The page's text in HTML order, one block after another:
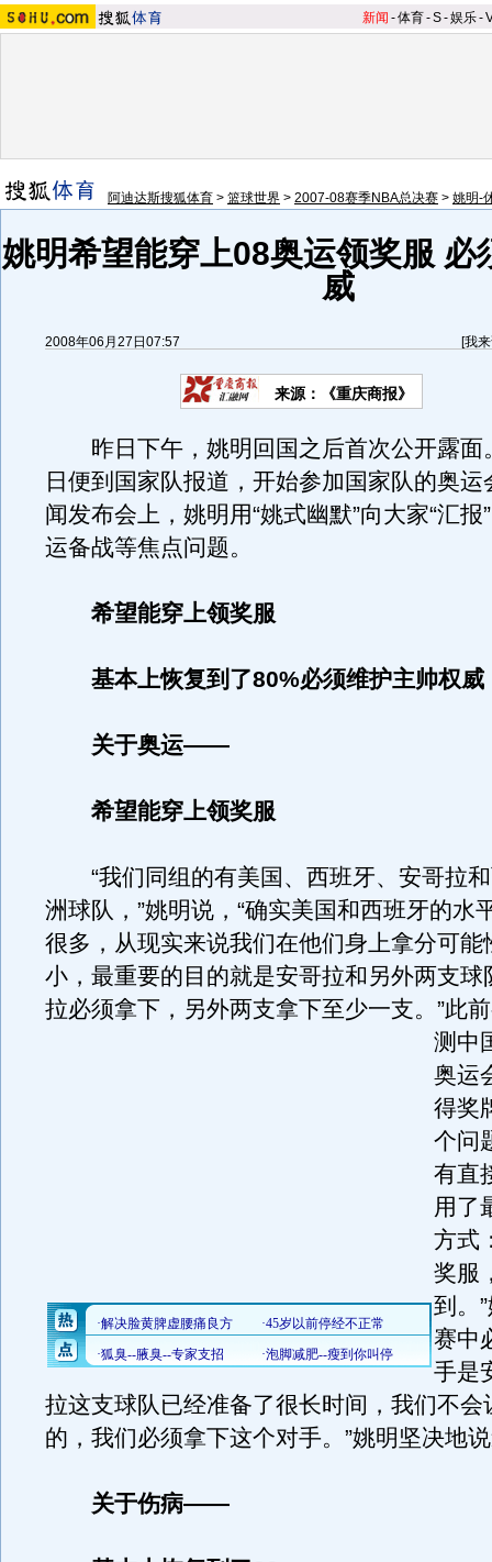
新闻 -体育-S-娱乐-
阿迪达斯搜狐体育 > 篮球世界 > 2007-08赛季NBA总决赛 > 姚明-
姚明希望能穿上08奥运领奖服 必
威
2008年06月27日07:57 [我
来源：《重庆商报》
昨日下午，姚明回国之后首次公开露面
日便到国家队报道，开始参加国家队的奥运
闻发布会上，姚明用“姚式幽默”向大家“汇报
运备战等焦点问题。
希望能穿上领奖服
基本上恢复到了80%必须维护主帅权威
关于奥运——
希望能穿上领奖服
“我们同组的有美国、西班牙、安哥拉和
洲球队，”姚明说，“确实美国和西班牙的水
很多，从现实来说我们在他们身上拿分可能
小，最重要的目的就是安哥拉和另外两支球
拉必须拿下，另外两支拿下至少一支。 ”此
测中
奥运
得奖
个问
有直
用了
方式
奖服
到。
赛中
手是
拉这支球队已经准备了很长时间，我们不会
的，我们必须拿下这个对手。”姚明坚决地
关于伤病——